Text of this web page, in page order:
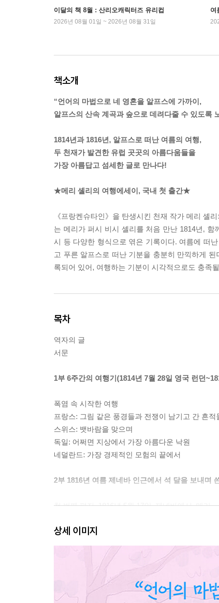
이달의 책 8월 : 산리오캐릭터즈 유리컵
2026년 08월 01일 ~ 2026년 08월 31일
여
책소개
“언어의 마법으로 네 영혼을 알프스에 가까이,
알프스의 산속 계곡과 숲으로 데려다줄 수 있도록
1814년과 1816년, 알프스로 떠난 여름의 여행,
두 천재가 발견한 유럽 곳곳의 아름다움들을
가장 아름답고 섬세한 글로 만나다!
★메리 셸리의 여행에세이, 국내 첫 출간★
《프랑켄슈타인》을 탄생시킨 천재 작가 메리 셸
는 메리가 퍼시 비시 셸리를 처음 만난 1814년, 함
시 등 다양한 형식으로 엮은 기록이다. 여름에 떠
고 푸른 알프스로 떠난 기분을 충분히 만끽하게
록되어 있어, 여행하는 기분이 시각적으로도 충족
목차
역자의 글
서문
1부 6주간의 여행기(1814년 7월 28일 영국 런던
폭염 속 시작한 여행
프랑스: 그림 같은 풍경들과 전쟁이 남기고 간 흔적
스위스: 뱃바람을 맞으며
독일: 어쩌면 지상에서 가장 아름다운 낙원
네덜란드: 가장 경제적인 모험의 끝에서
2부 1816년 여름 제네바 인근에서 석 달을 보내며
첫 번째 편지, 1816년 5월 17일, 제네바에서, 메리.
세 번째 편지, 1816년 7월 12일, 제콜리니 인근에서
네 번째 편지, 1816년 7월 22일, 샤모니에서, 퍼시.
몽블랑 I~V
상세 이미지